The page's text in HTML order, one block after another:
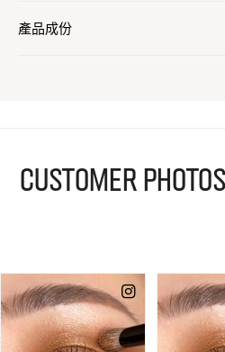
產品成份
CUSTOMER PHOTOS